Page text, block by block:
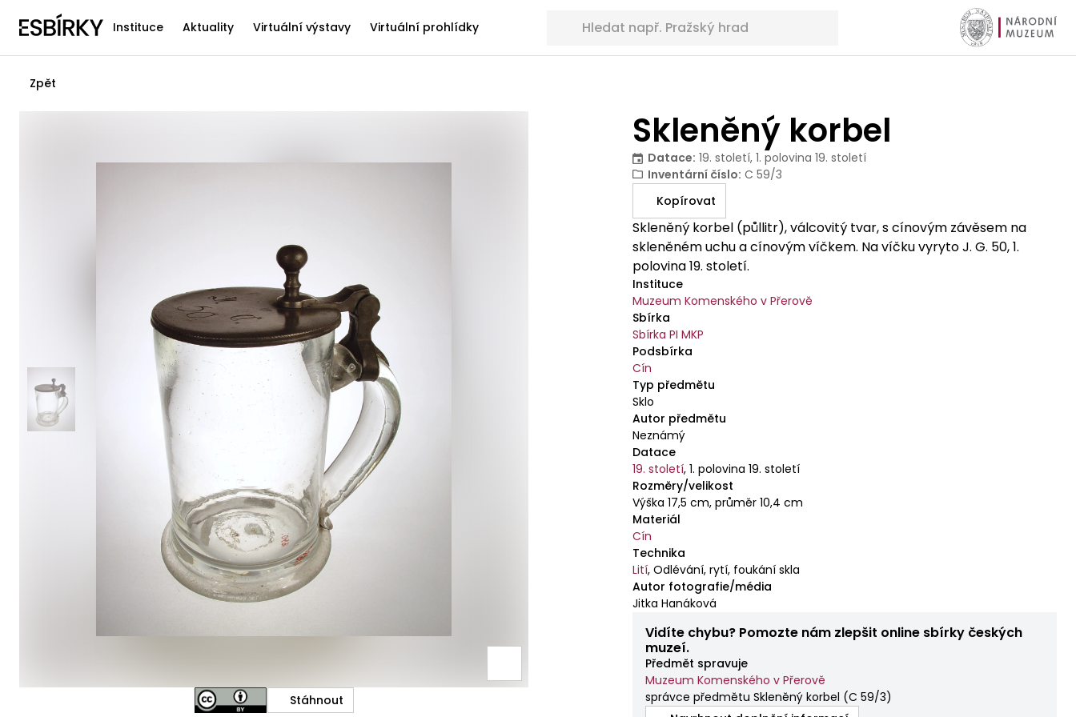
Instituce Aktuality Virtuální výstavy Virtuální prohlídky
Zpět
Skleněný korbel
Datace: 19. století, 1. polovina 19. století
Inventární číslo: C 59/3
Kopírovat
Skleněný korbel (půllitr), válcovitý tvar, s cínovým závěsem na
skleněném uchu a cínovým víčkem. Na víčku vyryto J. G. 50, 1.
polovina 19. století.
Instituce
Muzeum Komenského v Přerově
Sbírka
Sbírka PI MKP
Podsbírka
Cín
Typ předmětu
Sklo
Autor předmětu
Neznámý
Datace
19. století,1. polovina 19. století
Rozměry/velikost
Výška 17,5 cm, průměr 10,4 cm
Materiál
Cín
Technika
Lití,Odlévání, rytí, foukání skla
Autor fotografie/média
Jitka Hanáková
Vidíte chybu? Pomozte nám zlepšit online sbírky českých
muzeí.
Předmět spravuje
Muzeum Komenského v Přerově
správce předmětu Skleněný korbel (C 59/3)
Stáhnout